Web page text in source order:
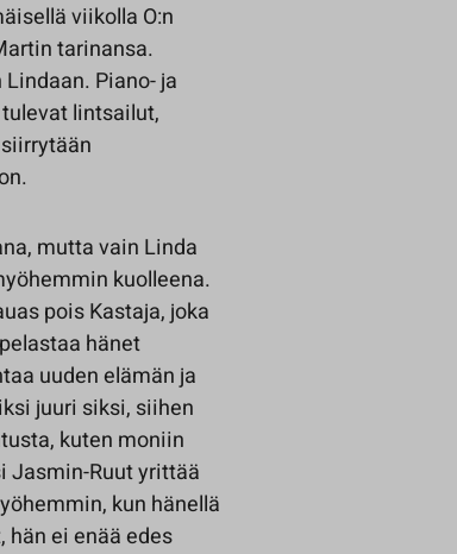
viikolla O:n
tarinansa.
Piano- ja
lintsailut,
mutta vain Linda
kuolleena.
pois Kastaja, joka
hänet
uuden elämän ja
juuri siksi, siihen
kuten moniin
Ruut yrittää
kun hänellä
ei enää edes